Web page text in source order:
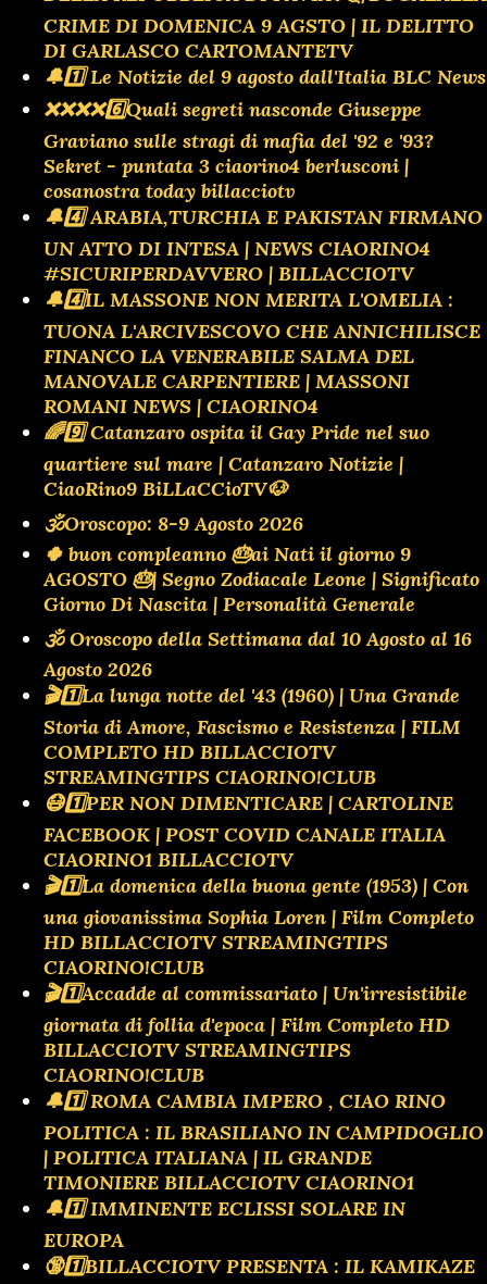
CRIME DI DOMENICA 9 AGSTO | IL DELITTO
DI GARLASCO CARTOMANTETV
🔔1️⃣ Le Notizie del 9 agosto dall'Italia BLC News
❌️❌️❌️❌️6️⃣Quali segreti nasconde Giuseppe
Graviano sulle stragi di mafia del '92 e '93?
Sekret - puntata 3 ciaorino4 berlusconi |
cosanostra today billacciotv
🔔4️⃣ ARABIA,TURCHIA E PAKISTAN FIRMANO
UN ATTO DI INTESA | NEWS CIAORINO4
#SICURIPERDAVVERO | BILLACCIOTV
🔔4️⃣IL MASSONE NON MERITA L'OMELIA :
TUONA L'ARCIVESCOVO CHE ANNICHILISCE
FINANCO LA VENERABILE SALMA DEL
MANOVALE CARPENTIERE | MASSONI
ROMANI NEWS | CIAORINO4
🌈9️⃣ Catanzaro ospita il Gay Pride nel suo
quartiere sul mare | Catanzaro Notizie |
CiaoRino9 BiLLaCCioTV🐶
🕉Oroscopo: 8-9 Agosto 2026
🍀 buon compleanno 🎂ai Nati il giorno 9
AGOSTO 🎂| Segno Zodiacale Leone | Significato
Giorno Di Nascita | Personalità Generale
🕉 Oroscopo della Settimana dal 10 Agosto al 16
Agosto 2026
🎬1️⃣La lunga notte del '43 (1960) | Una Grande
Storia di Amore, Fascismo e Resistenza | FILM
COMPLETO HD BILLACCIOTV
STREAMINGTIPS CIAORINO!CLUB
😷1️⃣PER NON DIMENTICARE | CARTOLINE
FACEBOOK | POST COVID CANALE ITALIA
CIAORINO1 BILLACCIOTV
🎬1️⃣La domenica della buona gente (1953) | Con
una giovanissima Sophia Loren | Film Completo
HD BILLACCIOTV STREAMINGTIPS
CIAORINO!CLUB
🎬1️⃣Accadde al commissariato | Un'irresistibile
giornata di follia d'epoca | Film Completo HD
BILLACCIOTV STREAMINGTIPS
CIAORINO!CLUB
🔔1️⃣ ROMA CAMBIA IMPERO , CIAO RINO
POLITICA : IL BRASILIANO IN CAMPIDOGLIO
| POLITICA ITALIANA | IL GRANDE
TIMONIERE BILLACCIOTV CIAORINO1
🔔1️⃣ IMMINENTE ECLISSI SOLARE IN
EUROPA
🔞1️⃣BILLACCIOTV PRESENTA : IL KAMIKAZE